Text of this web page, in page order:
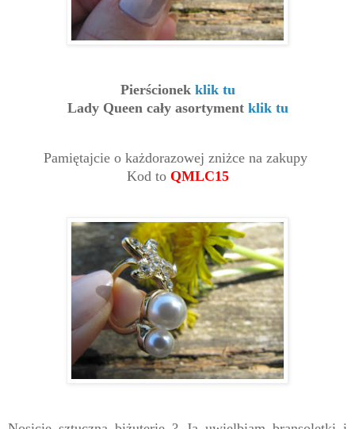
Pierścionek klik tu
Lady Queen cały asortyment klik tu
Pamiętajcie o każdorazowej zniżce na zakupy
Kod to QMLC15